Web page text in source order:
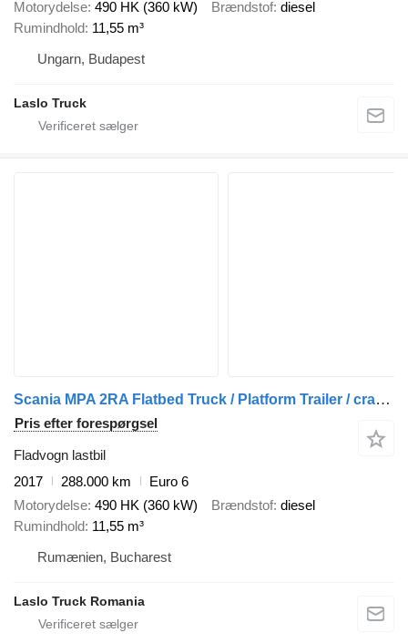
Motorydelse 490 HK (360 kW) Brændstof diesel
Rumindhold 11,55 m³
Ungarn, Budapest
Laslo Truck
Scania MPA 2RA Flatbed Truck / Platform Trailer / crane + anhænger fladvogn
Pris efter forespørgsel
Fladvogn lastbil
2017
288.000 km
Euro 6
Motorydelse 490 HK (360 kW) Brændstof diesel
Rumindhold 11,55 m³
Rumænien, Bucharest
Laslo Truck Romania